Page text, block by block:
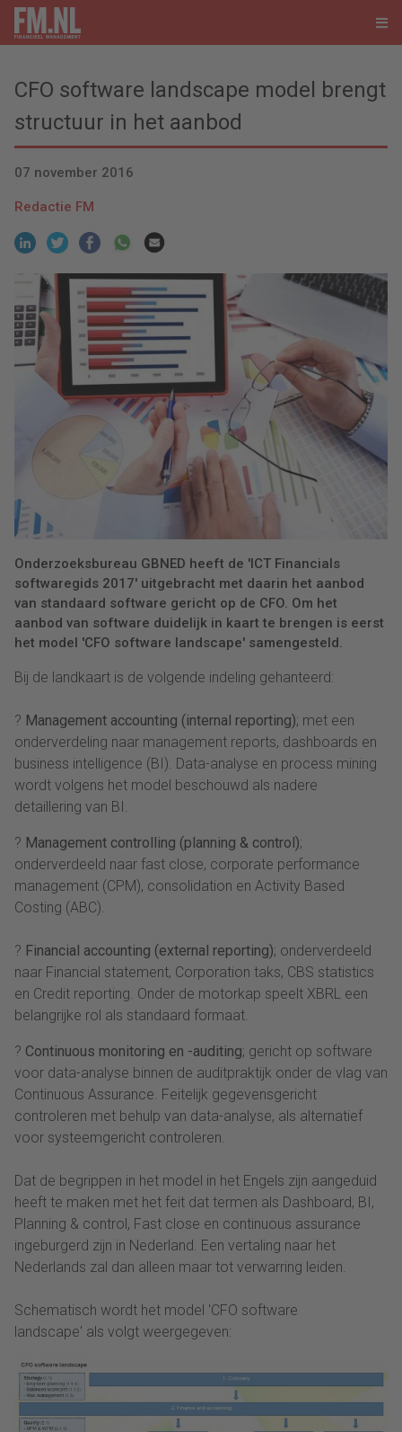
CFO software landscape model brengt
structuur in het aanbod
07 november 2016
Redactie FM
Onderzoeksbureau GBNED heeft de 'ICT Financials
softwaregids 2017' uitgebracht met daarin het aanbod
van standaard software gericht op de CFO. Om het
aanbod van software duidelijk in kaart te brengen is eerst
het model 'CFO software landscape' samengesteld.
Bij de landkaart is de volgende indeling gehanteerd:
? Management accounting (internal reporting); met een
onderverdeling naar management reports, dashboards en
business intelligence (BI). Data-analyse en process mining
wordt volgens het model beschouwd als nadere
detaillering van BI.
? Management controlling (planning & control);
onderverdeeld naar fast close, corporate performance
management (CPM), consolidation en Activity Based
Costing (ABC).
? Financial accounting (external reporting); onderverdeeld
naar Financial statement, Corporation taks, CBS statistics
en Credit reporting. Onder de motorkap speelt XBRL een
belangrijke rol als standaard formaat.
? Continuous monitoring en -auditing; gericht op software
voor data-analyse binnen de auditpraktijk onder de vlag van
Continuous Assurance. Feitelijk gegevensgericht
controleren met behulp van data-analyse, als alternatief
voor systeemgericht controleren.
Dat de begrippen in het model in het Engels zijn aangeduid
heeft te maken met het feit dat termen als Dashboard, BI,
Planning & control, Fast close en continuous assurance
ingeburgerd zijn in Nederland. Een vertaling naar het
Nederlands zal dan alleen maar tot verwarring leiden.
Schematisch wordt het model 'CFO software
landscape' als volgt weergegeven: